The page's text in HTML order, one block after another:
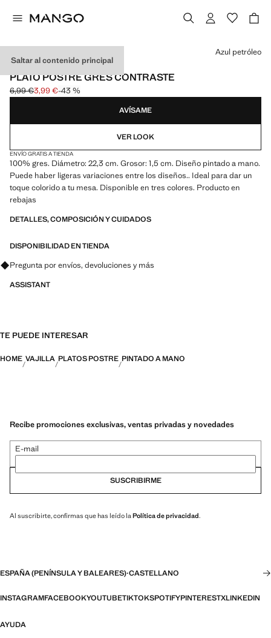
Saltar al contenido principal
MADE IN PORTUGAL
PLATO POSTRE GRES CONTRASTE
Precio inicial tachado [6,99 € ]
6,99 €
Precio actual [3,99 € ]
3,99 €-43 %
Selecciona un color
Azul petróleo
AVÍSAME
VER LOOK
ENVÍO GRATIS A TIENDA
100% gres. Diámetro: 22,3 cm. Grosor: 1,5 cm. Diseño pintado a mano.
Puede haber ligeras variaciones entre los diseños.. Ideal para dar un
toque colorido a tu mesa. Disponible en tres colores. Producto en
rebajas
DETALLES, COMPOSICIÓN Y CUIDADOS
DISPONIBILIDAD EN TIENDA
Pregunta por envíos, devoluciones y más
ASSISTANT
TE PUEDE INTERESAR
HOME VAJILLA PLATOS POSTRE PINTADO A MANO
Recibe promociones exclusivas, ventas privadas y novedades
E-mail
SUSCRIBIRME
Al suscribirte, confirmas que has leído la Política de privacidad.
ESPAÑA (PENÍNSULA Y BALEARES)·CASTELLANO
INSTAGRAMFACEBOOKYOUTUBETIKTOKSPOTIFYPINTERESTXLINKEDIN
AYUDA